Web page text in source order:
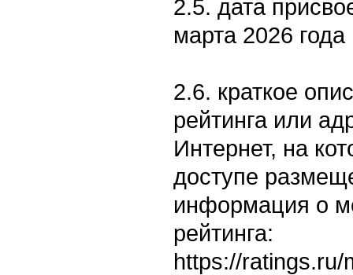
2.5. дата
марта 2026 года
2.6. краткое
рейтинга или
Интернет, на
доступе
информация о
рейтинга:
https://ratings.ru/